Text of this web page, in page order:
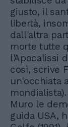
giusto, il
libertà,
dall'altra
morte tutte
l'Apocalissi
così, scrive
un'occhiata
Muro le
guida USA,